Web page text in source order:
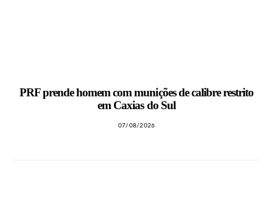
PRF prende homem com munições de calibre restrito
em Caxias do Sul
07/08/2026